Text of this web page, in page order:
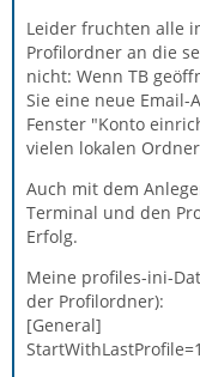
Leider fruchten alle
Profilordner an die
nicht: Wenn TB
Sie eine neue Email-
Fenster "Konto
vielen lokalen
Auch mit dem
Terminal und den
Erfolg.
Meine profiles-ini-
der Profilordner):
[General]
StartWithLastProfile=1